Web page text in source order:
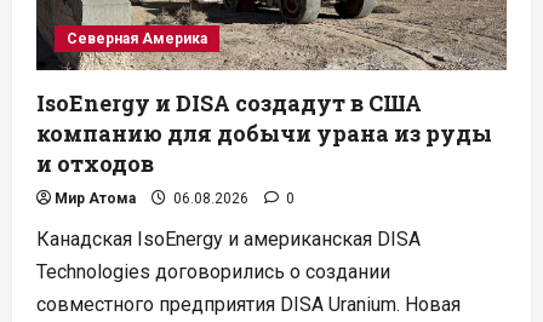
Северная Америка
IsoEnergy и DISA создадут в США
компанию для добычи урана из руды
и отходов
Мир Атома 06.08.2026 0
Канадская IsoEnergy и американская DISA
Technologies договорились о создании
совместного предприятия DISA Uranium. Новая